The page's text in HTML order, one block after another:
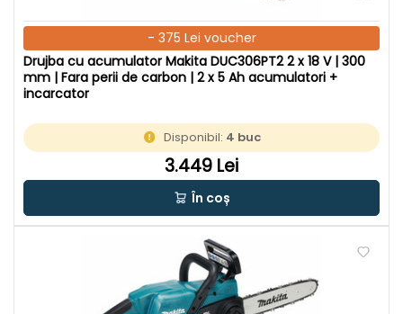
- 375 Lei voucher
Drujba cu acumulator Makita DUC306PT2 2 x 18 V | 300
mm | Fara perii de carbon | 2 x 5 Ah acumulatori +
incarcator
Disponibil: 4 buc
3.449 Lei
În coș